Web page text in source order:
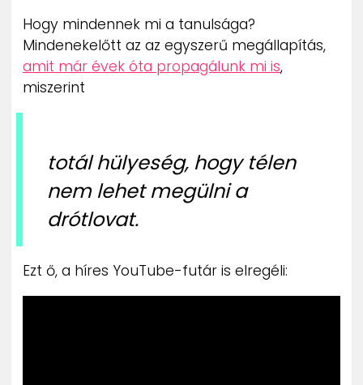
Hogy mindennek mi a tanulsága?
Mindenekelőtt az az egyszerű megállapítás,
amit már évek óta propagálunk mi is,
miszerint
totál hülyeség, hogy télen
nem lehet megülni a
drótlovat.
Ezt ő, a híres YouTube-futár is elregéli: